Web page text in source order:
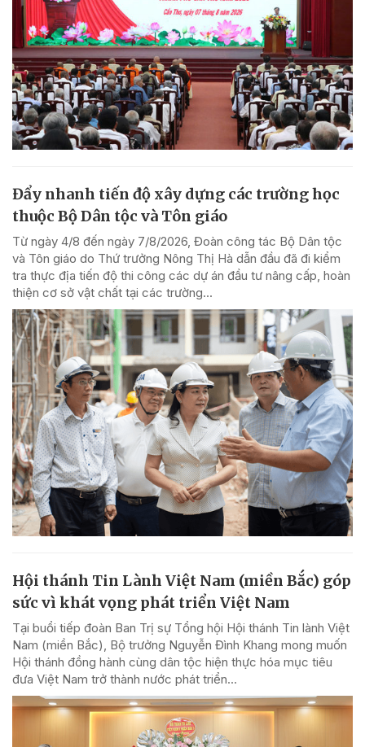
Đẩy nhanh tiến độ xây dựng các trường học
thuộc Bộ Dân tộc và Tôn giáo
Từ ngày 4/8 đến ngày 7/8/2026, Đoàn công tác Bộ Dân tộc
và Tôn giáo do Thứ trưởng Nông Thị Hà dẫn đầu đã đi kiểm
tra thực địa tiến độ thi công các dự án đầu tư nâng cấp, hoàn
thiện cơ sở vật chất tại các trường...
Hội thánh Tin Lành Việt Nam (miền Bắc) góp
sức vì khát vọng phát triển Việt Nam
Tại buổi tiếp đoàn Ban Trị sự Tổng hội Hội thánh Tin lành Việt
Nam (miền Bắc), Bộ trưởng Nguyễn Đình Khang mong muốn
Hội thánh đồng hành cùng dân tộc hiện thực hóa mục tiêu
đưa Việt Nam trở thành nước phát triển...